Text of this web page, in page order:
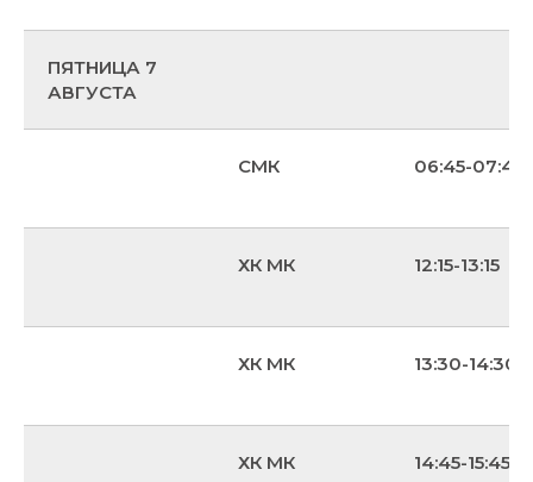
ПЯТНИЦА 7
АВГУСТА
СМК 06:45-07:45
ХК МК 12:15-13:15
ХК МК 13:30-14:30
ХК МК 14:45-15:45